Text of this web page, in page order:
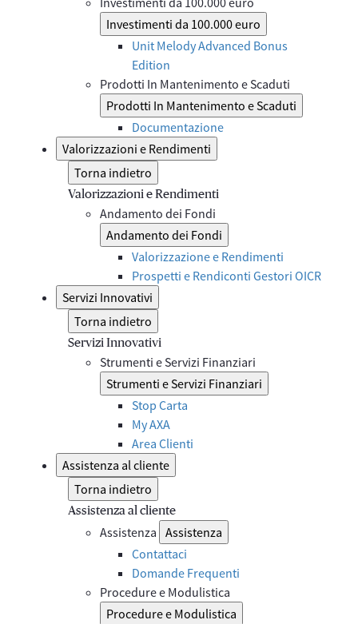
Investimenti da 100.000 euro
Unit Melody Advanced Bonus
Edition
Prodotti In Mantenimento e Scaduti
Prodotti In Mantenimento e Scaduti
Documentazione
Valorizzazioni e Rendimenti
Torna indietro
Valorizzazioni e Rendimenti
Andamento dei Fondi
Andamento dei Fondi
Valorizzazione e Rendimenti
Prospetti e Rendiconti Gestori OICR
Servizi Innovativi
Torna indietro
Servizi Innovativi
Strumenti e Servizi Finanziari
Strumenti e Servizi Finanziari
Stop Carta
My AXA
Area Clienti
Assistenza al cliente
Torna indietro
Assistenza al cliente
Assistenza Assistenza
Contattaci
Domande Frequenti
Procedure e Modulistica
Procedure e Modulistica